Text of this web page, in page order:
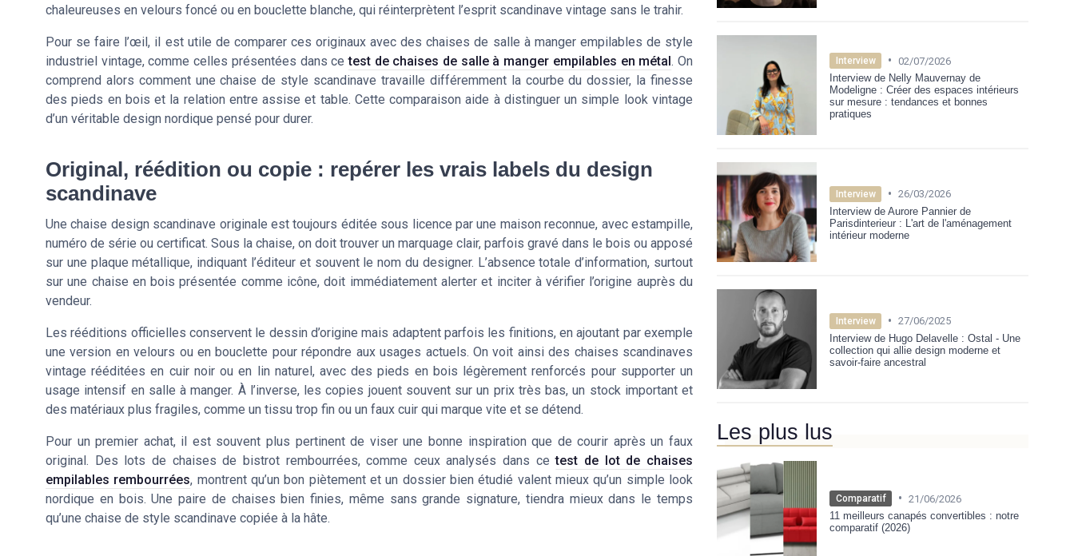
chaleureuses en velours foncé ou en bouclette blanche, qui réinterprètent l’esprit scandinave vintage sans le trahir.
Pour se faire l’œil, il est utile de comparer ces originaux avec des chaises de salle à manger empilables de style
industriel vintage, comme celles présentées dans cetest de chaises de salle à manger empilables en métal. On
comprend alors comment une chaise de style scandinave travaille différemment la courbe du dossier, la finesse
des pieds en bois et la relation entre assise et table. Cette comparaison aide à distinguer un simple look vintage
d’un véritable design nordique pensé pour durer.
Original, réédition ou copie : repérer les vrais labels du design
scandinave
Une chaise design scandinave originale est toujours éditée sous licence par une maison reconnue, avec estampille,
numéro de série ou certificat. Sous la chaise, on doit trouver un marquage clair, parfois gravé dans le bois ou apposé
sur une plaque métallique, indiquant l’éditeur et souvent le nom du designer. L’absence totale d’information, surtout
sur une chaise en bois présentée comme icône, doit immédiatement alerter et inciter à vérifier l’origine auprès du
vendeur.
Les rééditions officielles conservent le dessin d’origine mais adaptent parfois les finitions, en ajoutant par exemple
une version en velours ou en bouclette pour répondre aux usages actuels. On voit ainsi des chaises scandinaves
vintage rééditées en cuir noir ou en lin naturel, avec des pieds en bois légèrement renforcés pour supporter un
usage intensif en salle à manger. À l’inverse, les copies jouent souvent sur un prix très bas, un stock important et
des matériaux plus fragiles, comme un tissu trop fin ou un faux cuir qui marque vite et se détend.
Pour un premier achat, il est souvent plus pertinent de viser une bonne inspiration que de courir après un faux
original. Des lots de chaises de bistrot rembourrées, comme ceux analysés dans cetest de lot de chaises
empilables rembourrées, montrent qu’un bon piètement et un dossier bien étudié valent mieux qu’un simple look
nordique en bois. Une paire de chaises bien finies, même sans grande signature, tiendra mieux dans le temps
qu’une chaise de style scandinave copiée à la hâte.
Interview • 02/07/2026
Interview de Nelly Mauvernay de
Modeligne : Créer des espaces intérieurs
sur mesure : tendances et bonnes
pratiques
Interview • 26/03/2026
Interview de Aurore Pannier de
Parisdinterieur : L'art de l'aménagement
intérieur moderne
Interview • 27/06/2025
Interview de Hugo Delavelle : Ostal - Une
collection qui allie design moderne et
savoir-faire ancestral
Les plus lus
Comparatif • 21/06/2026
11 meilleurs canapés convertibles : notre
comparatif (2026)